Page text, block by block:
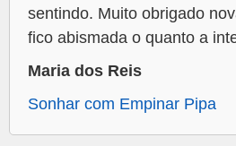
sentindo. Muito obrigado
fico abismada o quanto a
Maria dos Reis
Sonhar com Empinar Pipa